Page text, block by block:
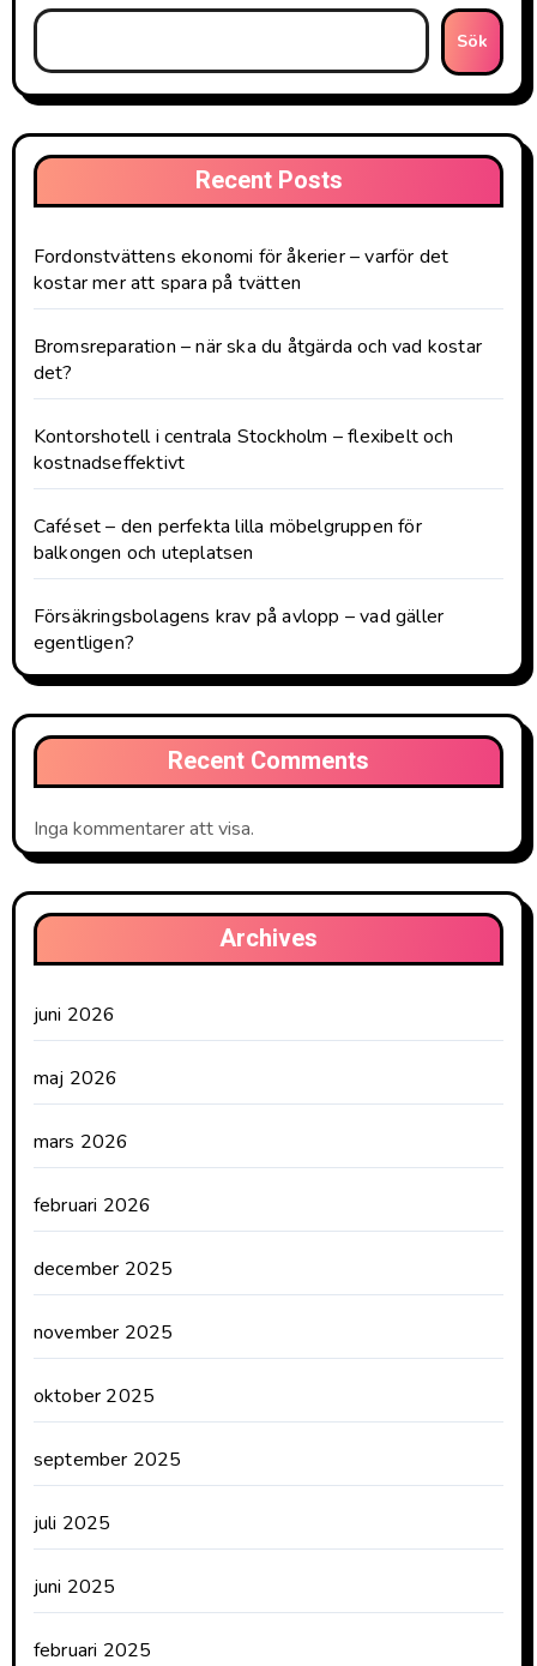
Sök
Recent Posts
Fordonstvättens ekonomi för åkerier – varför det
kostar mer att spara på tvätten
Bromsreparation – när ska du åtgärda och vad kostar
det?
Kontorshotell i centrala Stockholm – flexibelt och
kostnadseffektivt
Caféset – den perfekta lilla möbelgruppen för
balkongen och uteplatsen
Försäkringsbolagens krav på avlopp – vad gäller
egentligen?
Recent Comments
Inga kommentarer att visa.
Archives
juni 2026
maj 2026
mars 2026
februari 2026
december 2025
november 2025
oktober 2025
september 2025
juli 2025
juni 2025
februari 2025